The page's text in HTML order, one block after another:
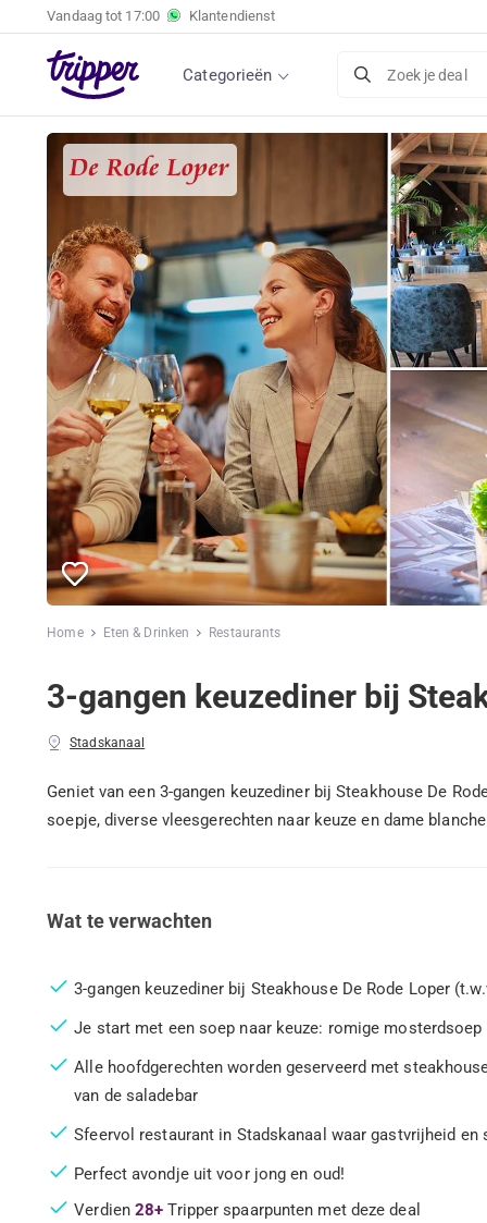
Vandaag tot 17:00 Klantendienst
Categorieën Zoek je deal
Home Eten & Drinken Restaurants
3-gangen keuzediner bij
Stadskanaal
Geniet van een 3-gangen keuzediner bij Steakhouse De
soepje, diverse vleesgerechten naar keuze en dame
Wat te verwachten
3-gangen keuzediner bij Steakhouse De Rode Loper
Je start met een soep naar keuze: romige
Alle hoofdgerechten worden geserveerd met
van de saladebar
Sfeervol restaurant in Stadskanaal waar gastvrijheid en
Perfect avondje uit voor jong en oud!
Verdien28+ Tripper spaarpunten met deze deal